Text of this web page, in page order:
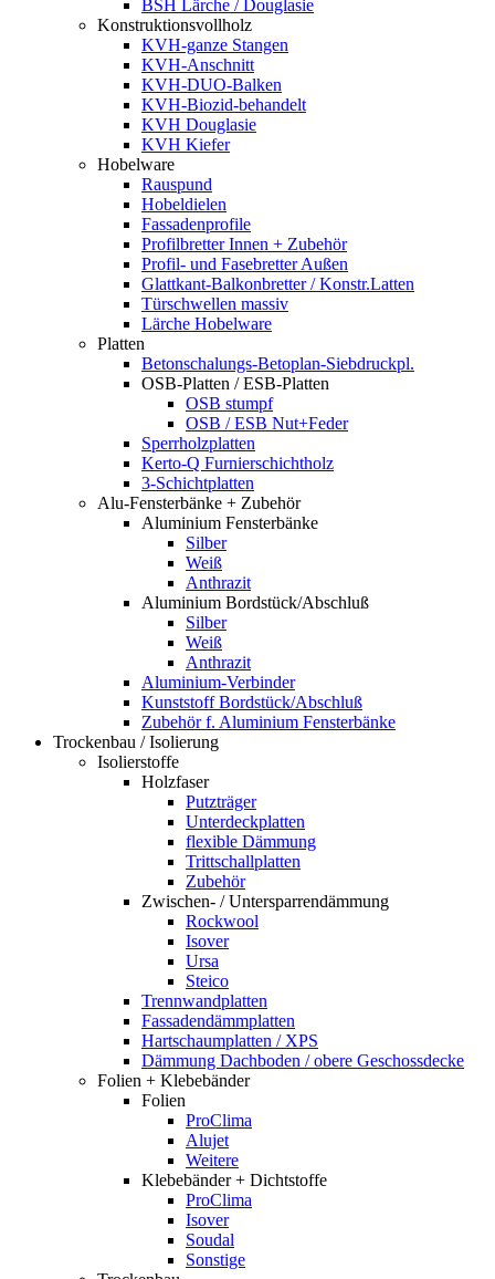
BSH Lärche / Douglasie
Konstruktionsvollholz
KVH-ganze Stangen
KVH-Anschnitt
KVH-DUO-Balken
KVH-Biozid-behandelt
KVH Douglasie
KVH Kiefer
Hobelware
Rauspund
Hobeldielen
Fassadenprofile
Profilbretter Innen + Zubehör
Profil- und Fasebretter Außen
Glattkant-Balkonbretter / Konstr.Latten
Türschwellen massiv
Lärche Hobelware
Platten
Betonschalungs-Betoplan-Siebdruckpl.
OSB-Platten / ESB-Platten
OSB stumpf
OSB / ESB Nut+Feder
Sperrholzplatten
Kerto-Q Furnierschichtholz
3-Schichtplatten
Alu-Fensterbänke + Zubehör
Aluminium Fensterbänke
Silber
Weiß
Anthrazit
Aluminium Bordstück/Abschluß
Silber
Weiß
Anthrazit
Aluminium-Verbinder
Kunststoff Bordstück/Abschluß
Zubehör f. Aluminium Fensterbänke
Trockenbau / Isolierung
Isolierstoffe
Holzfaser
Putzträger
Unterdeckplatten
flexible Dämmung
Trittschallplatten
Zubehör
Zwischen- / Untersparrendämmung
Rockwool
Isover
Ursa
Steico
Trennwandplatten
Fassadendämmplatten
Hartschaumplatten / XPS
Dämmung Dachboden / obere Geschossdecke
Folien + Klebebänder
Folien
ProClima
Alujet
Weitere
Klebebänder + Dichtstoffe
ProClima
Isover
Soudal
Sonstige